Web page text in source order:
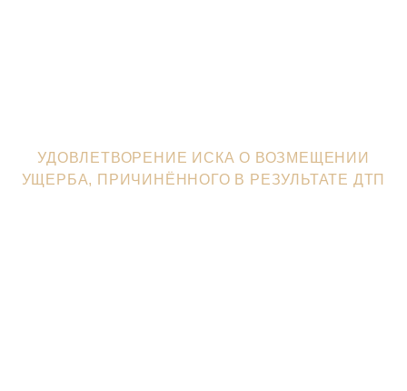
УДОВЛЕТВОРЕНИЕ ИСКА О ВОЗМЕЩЕНИИ
УЩЕРБА, ПРИЧИНЁННОГО В РЕЗУЛЬТАТЕ ДТП